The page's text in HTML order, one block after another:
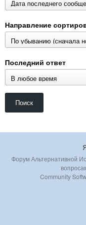
Направление
Последний ответ
Поиск
Форум Альтернативной
Community